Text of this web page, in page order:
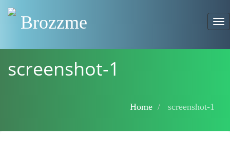
Brozzme
screenshot-1
Home screenshot-1